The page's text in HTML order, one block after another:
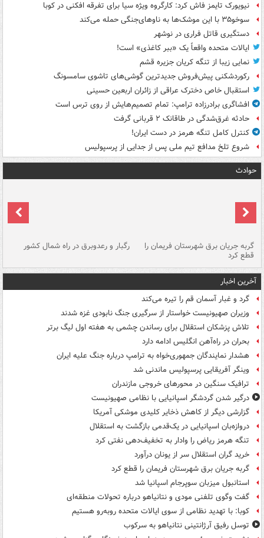
نیویورک تایمز فاش کرد: کارگروه ویژه سیا برای تفرقه افکنی در کوبا
سوخو۳۵ با این موشک‌ها به ناوهای‌جنگی حمله می‌کند
دستگیری قاتل فراری در نوشهر
ایالات متحده واقعاً یک «ببر کاغذی» است!
نمایی زیبا از تنگه کریان جزیره قشم
رکوردشکنی پیش‌فروش جدیدترین گوشی‌های تاشوی سامسونگ
استقبال خاص دخترک عراقی از زائران اربعین حسینی
افشاگری برادرزاده ترامپ: تمام تصمیم‌هایش از روی ترس است
حادثه غرق‌شدگی در طاقانک ۲ قربانی گرفت
کنترل کامل تنگه هرمز در دست ایران!
شروع تلخ مدافع تیم ملی پس از جدایی از پرسپولیس
حوادث
گربه جریان برق شهرستان فریمان را
قطع کرد
رگبار و رعدوبرق در راه شمال کشور
آخرین اخبار
گرد و غبار آسمان قم را تیره می‌کند
وزیران صهیونیست خواستار از سرگیری جنگ نابودی غزه شدند
تلاش پزشکان استقلال برای رساندن چشمی به هفته اول لیگ برتر
بحران در راه‌آهن انگلیس ادامه دارد
هشدار نمایندگان جمهوری‌خواه به ترامپ درباره جنگ علیه ایران
وینگر آفریقایی پرسپولیس ماندنی شد
ترافیک سنگین در محورهای خروجی مازندران
درگیر شدن گردشگر اسپانیایی با نظامی صهیونیست
گزارشی دیگر از کاهش ذخایر کلیدی موشکی آمریکا
دروازه‌بان اسپانیایی در یک‌قدمی بازگشت به استقلال
تنگه هرمز ریاض را وادار به تخفیف‌دهی نفتی کرد
خرید گران استقلال سر از یونان درآورد
گربه جریان برق شهرستان فریمان را قطع کرد
استانبول میزبان سوپرجام اسپانیا شد
گفت وگوی تلفنی مودی و نتانیاهو درباره تحولات منطقه‌ای
کوبا: با تهدید نظامی از سوی ایالات متحده روبه‌رو هستیم
توسل رفیق آرژانتینی نتانیاهو به سرکوب